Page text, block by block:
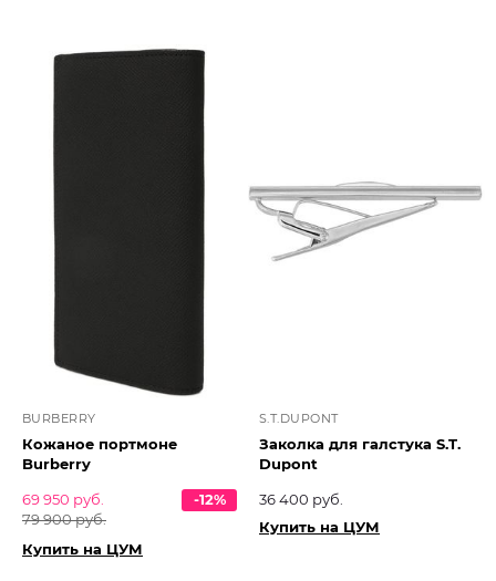
BURBERRY
Кожаное портмоне
Burberry
69 950 руб.
79 900 руб.
-12%
Купить на ЦУМ
S.T.DUPONT
Заколка для галстука S.T.
Dupont
36 400 руб.
Купить на ЦУМ